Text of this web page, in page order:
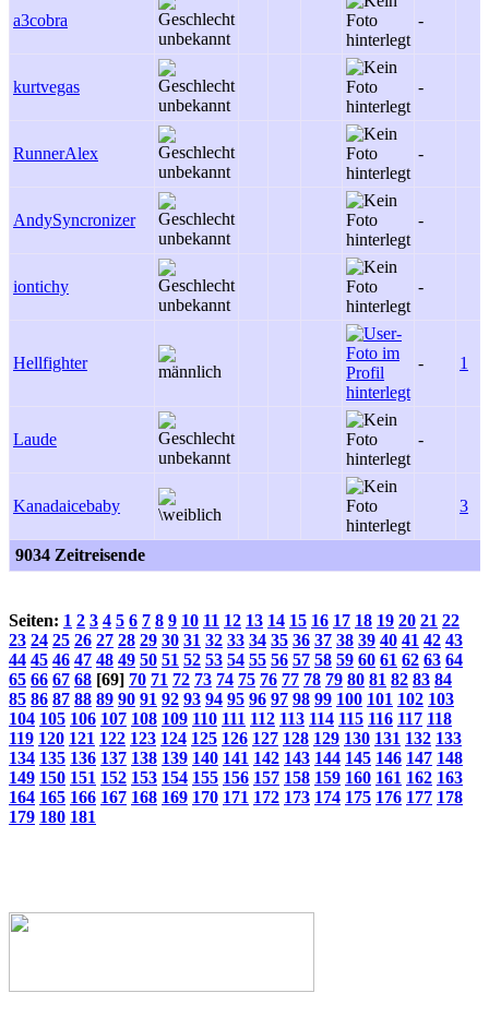
a3cobra -
kurtvegas -
RunnerAlex -
AndySyncronizer -
iontichy -
Hellfighter - 1
Laude -
Kanadaicebaby 3
9034 Zeitreisende
Seiten: 1 2 3 4 5 6 7 8 9 10 11 12 13 14 15 16 17 18 19 20 21 22
23 24 25 26 27 28 29 30 31 32 33 34 35 36 37 38 39 40 41 42 43
44 45 46 47 48 49 50 51 52 53 54 55 56 57 58 59 60 61 62 63 64
65 66 67 68 [69] 70 71 72 73 74 75 76 77 78 79 80 81 82 83 84
85 86 87 88 89 90 91 92 93 94 95 96 97 98 99 100 101 102 103
104 105 106 107 108 109 110 111 112 113 114 115 116 117 118
119 120 121 122 123 124 125 126 127 128 129 130 131 132 133
134 135 136 137 138 139 140 141 142 143 144 145 146 147 148
149 150 151 152 153 154 155 156 157 158 159 160 161 162 163
164 165 166 167 168 169 170 171 172 173 174 175 176 177 178
179 180 181